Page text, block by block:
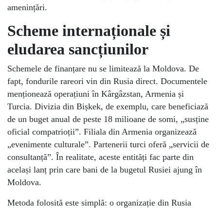
amenințări.
Scheme internaționale și
eludarea sancțiunilor
Schemele de finanțare nu se limitează la Moldova. De
fapt, fondurile rareori vin din Rusia direct. Documentele
menționează operațiuni în Kârgâzstan, Armenia și
Turcia. Divizia din Bișkek, de exemplu, care beneficiază
de un buget anual de peste 18 milioane de somi, „susține
oficial compatrioții”. Filiala din Armenia organizează
„evenimente culturale”. Partenerii turci oferă „servicii de
consultanță”. În realitate, aceste entități fac parte din
același lanț prin care bani de la bugetul Rusiei ajung în
Moldova.
Metoda folosită este simplă: o organizație din Rusia